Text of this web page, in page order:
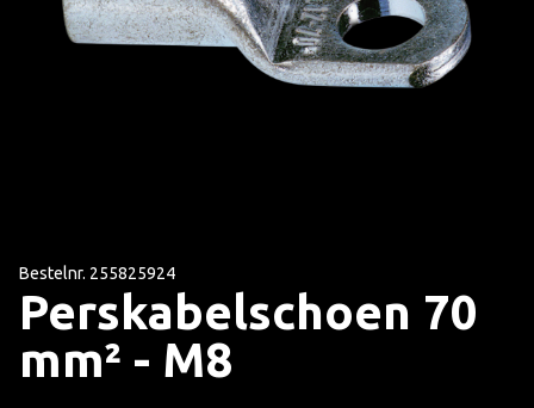
Bestelnr. 255825924
Perskabelschoen 70
mm² - M8